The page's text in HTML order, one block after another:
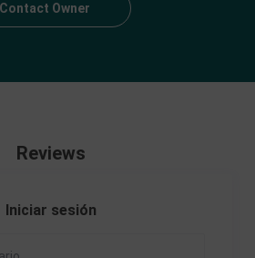
Contact Owner
Reviews
Iniciar sesión